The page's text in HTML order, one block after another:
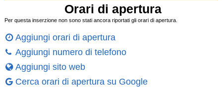
Orari di apertura
Per questa inserzione non sono stati ancora riportati gli orari di apertura.
Aggiungi orari di apertura
Aggiungi numero di telefono
Aggiungi sito web
Cerca orari di apertura su Google